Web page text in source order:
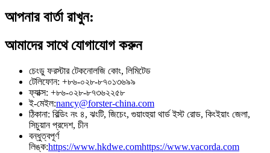
আপনার বার্তা রাখুন:
আমাদের সাথে যোগাযোগ করুন
চেংডু ফরস্টার টেকনোলজি কোং, লিমিটেড
টেলিফোন: +৮৬-০২৮-৮৭০১৩৬৯৯
ফ্যাক্স: +৮৬-০২৮-৮৭৩৬২২৫৮
ই-মেইল:nancy@forster-china.com
ঠিকানা: বিল্ডিং নং ৪, ঝংটি, জিচেং, গুয়াংহুয়া থার্ড ইস্ট রোড, কিংইয়াং জেলা,
সিচুয়ান প্রদেশ, চীন
বন্ধুত্বপূর্ণ
লিঙ্ক:https://www.hkdwe.comhttps://www.vacorda.com